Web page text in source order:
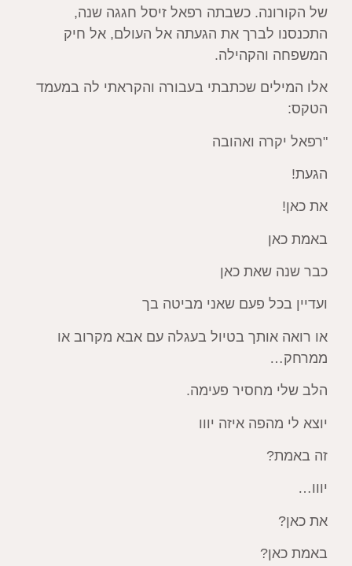
של הקורונה. כשבתה רפאל זיסל חגגה שנה,
התכנסנו לברך את הגעתה אל העולם, אל חיק
המשפחה והקהילה.
אלו המילים שכתבתי בעבורה והקראתי לה במעמד
הטקס:
"רפאל יקרה ואהובה
הגעת!
את כאן!
באמת כאן
כבר שנה שאת כאן
ועדיין בכל פעם שאני מביטה בך
או רואה אותך בטיול בעגלה עם אבא מקרוב או
ממרחק…
הלב שלי מחסיר פעימה.
יוצא לי מהפה איזה יווו
זה באמת?
יווו…
את כאן?
באמת כאן?